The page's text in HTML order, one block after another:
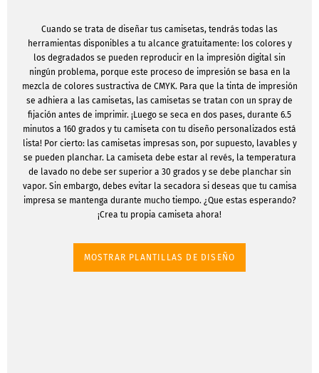
Cuando se trata de diseñar tus camisetas, tendrás todas las
herramientas disponibles a tu alcance gratuitamente: los colores y
los degradados se pueden reproducir en la impresión digital sin
ningún problema, porque este proceso de impresión se basa en la
mezcla de colores sustractiva de CMYK. Para que la tinta de impresión
se adhiera a las camisetas, las camisetas se tratan con un spray de
fijación antes de imprimir. ¡Luego se seca en dos pases, durante 6.5
minutos a 160 grados y tu camiseta con tu diseño personalizados está
lista! Por cierto: las camisetas impresas son, por supuesto, lavables y
se pueden planchar. La camiseta debe estar al revés, la temperatura
de lavado no debe ser superior a 30 grados y se debe planchar sin
vapor. Sin embargo, debes evitar la secadora si deseas que tu camisa
impresa se mantenga durante mucho tiempo. ¿Que estas esperando?
¡Crea tu propia camiseta ahora!
MOSTRAR PLANTILLAS DE DISEÑO